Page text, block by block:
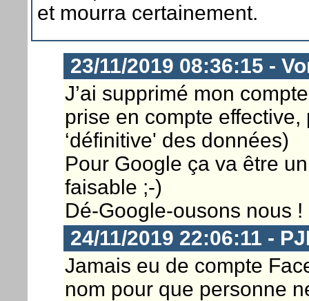
et mourra certainement.
23/11/2019 08:36:15 -
J’ai supprimé mon
prise en compte
‘définitive' des données)
Pour Google ça va être
faisable ;-)
Dé-Google-ousons nous !
24/11/2019 22:06:11 -
Jamais eu de compte
nom pour que personne